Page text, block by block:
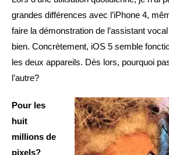
grandes différences avec l’iPhone 4,
faire la démonstration de l’assistant
bien. Concrètement, iOS 5 semble
les deux appareils. Dès lors, pourquoi
l’autre?
Pour les
huit
millions de
pixels?